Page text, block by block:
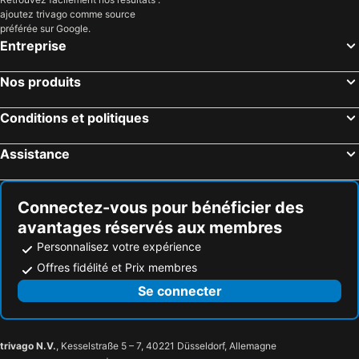
San Pedro de la Paz, Région du Biobío Hôtels
Santiago du Chili, Région métropolitaine de Santiago Hôtels
Pucón, La Araucanía Hôtels
Valparaíso, Valparaíso Region Hôtels
San Pedro de Atacama, Región de Antofagasta Hôtels
Puerto Natales, Región de Magallanes y de la Antártica Chilena Hôtels
ajoutez trivago comme source
préférée sur Google.
Entreprise
Nos produits
Conditions et politiques
Assistance
Connectez-vous pour bénéficier des
avantages réservés aux membres
Personnalisez votre expérience
Offres fidélité et Prix membres
Se connecter
trivago N.V., Kesselstraße 5 – 7, 40221 Düsseldorf, Allemagne